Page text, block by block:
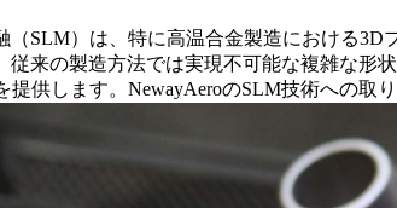
SLM） は、特に高温合金製造における3D
従来の製造方法では実現不可能な複雑な形
提供します。NewayAeroのSLM技術への取